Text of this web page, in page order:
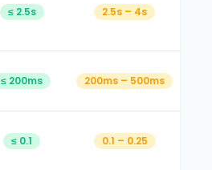
≤ 2.5s 2.5s – 4s
≤ 200ms 200ms – 500ms
≤ 0.1 0.1 – 0.25